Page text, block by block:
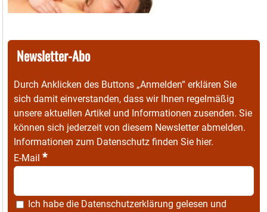
Newsletter-Abo
Durch Anklicken des Buttons „Anmelden“ erklären Sie
sich damit einverstanden, dass wir Ihnen regelmäßig
unsere aktuellen Artikel und Informationen zusenden. Sie
können sich jederzeit von diesem Newsletter abmelden.
Informationen zum Datenschutz finden Sie hier.
E-Mail *
Ich habe die Datenschutzerklärung gelesen und